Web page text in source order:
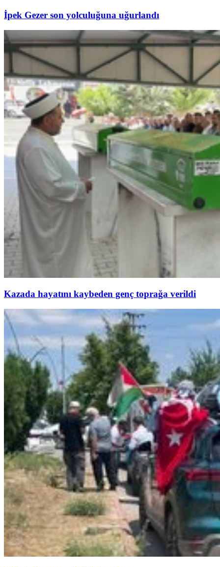
İpek Gezer son yolculuğuna uğurlandı
Kazada hayatını kaybeden genç toprağa verildi